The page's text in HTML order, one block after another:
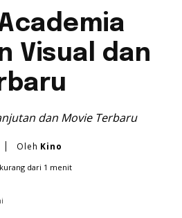
Visual dan
dan Movie Terbaru
Oleh Kino
kurang dari 1 menit